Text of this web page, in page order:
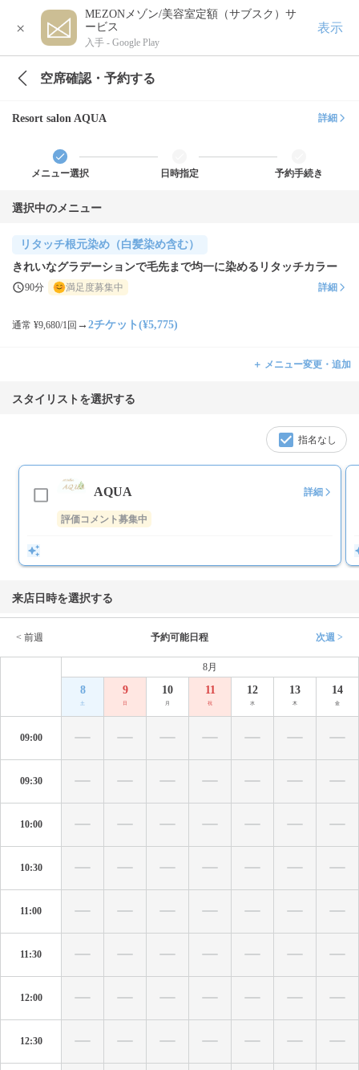
×
MEZONメゾン/美容室定額（サブスク）サ
ービス
入手 - Google Play
表示
空席確認・予約する
Resort salon AQUA 詳細
メニュー選択 日時指定 予約手続き
選択中のメニュー
リタッチ根元染め（白髪染め含む）
きれいなグラデーションで毛先まで均一に染めるリタッチカラー
90分 満足度募集中 詳細
通常 ¥9,680/1回 → 2チケット(¥5,775)
＋ メニュー変更・追加
スタイリストを選択する
指名なし
AQUA 詳細
評価コメント募集中
来店日時を選択する
< 前週 予約可能日程 次週 >
8月
8
土
9
日
10
月
11
祝
12
水
13
木
14
金
09:00
09:30
10:00
10:30
11:00
11:30
12:00
12:30